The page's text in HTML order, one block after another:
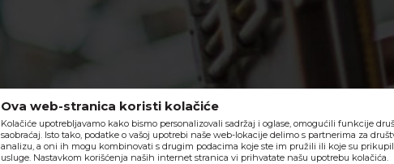
Ova web-stranica koristi kolačiće
Kolačiće upotrebljavamo kako bismo personalizovali sadržaj i oglase, omogućili funkcije
saobraćaj. Isto tako, podatke o vašoj upotrebi naše web-lokacije delimo s partnerima za
analizu, a oni ih mogu kombinovati s drugim podacima koje ste im pružili ili koje su
usluge. Nastavkom korišćenja naših internet stranica vi prihvatate našu upotrebu kolačića.